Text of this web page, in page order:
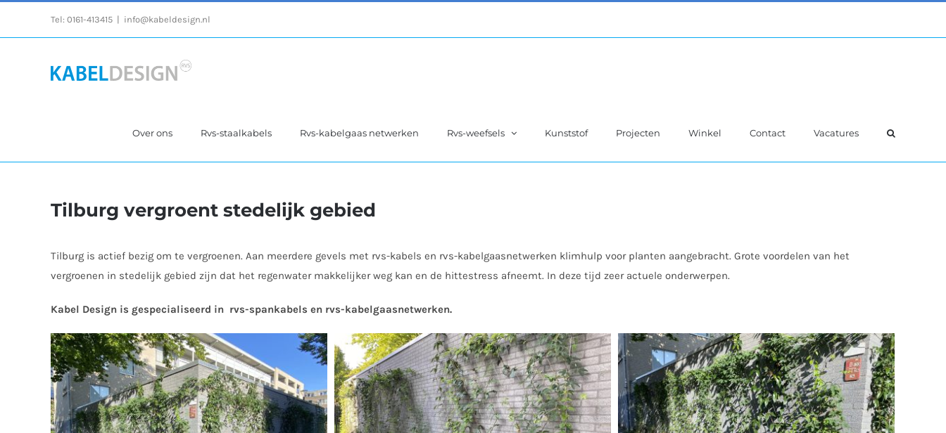
Tel: 0161-413415 info@kabeldesign.nl
Over ons Rvs-staalkabels Rvs-kabelgaas netwerken Rvs-weefsels Kunststof Projecten Winkel Contact Vacatures
Tilburg vergroent stedelijk gebied
Tilburg is actief bezig om te vergroenen. Aan meerdere gevels met rvs-kabels en rvs-kabelgaasnetwerken klimhulp voor planten aangebracht. Grote voordelen van het
vergroenen in stedelijk gebied zijn dat het regenwater makkelijker weg kan en de hittestress afneemt. In deze tijd zeer actuele onderwerpen.
Kabel Design is gespecialiseerd in rvs-spankabels en rvs-kabelgaasnetwerken.